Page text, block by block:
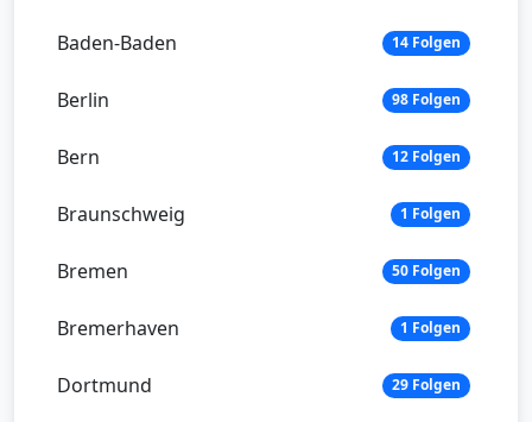
Baden-Baden 14 Folgen
Berlin 98 Folgen
Bern 12 Folgen
Braunschweig 1 Folgen
Bremen 50 Folgen
Bremerhaven 1 Folgen
Dortmund 29 Folgen